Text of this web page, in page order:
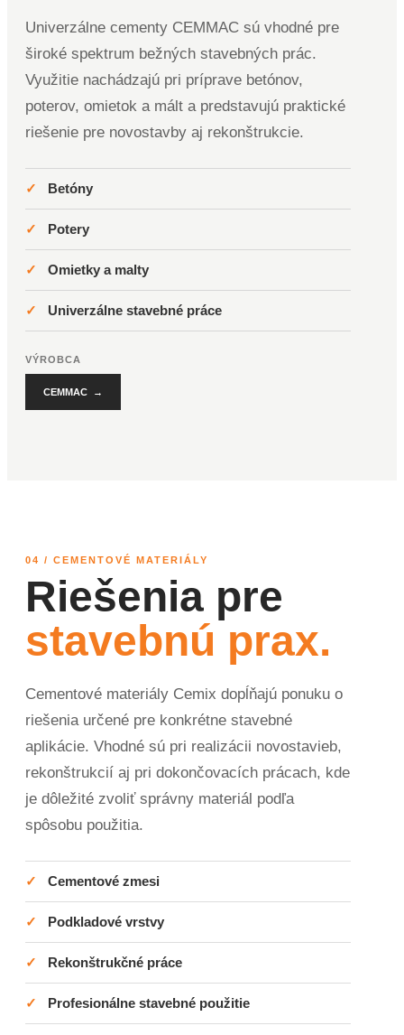
Univerzálne cementy CEMMAC sú vhodné pre
široké spektrum bežných stavebných prác.
Využitie nachádzajú pri príprave betónov,
poterov, omietok a mált a predstavujú praktické
riešenie pre novostavby aj rekonštrukcie.
✓ Betóny
✓ Potery
✓ Omietky a malty
✓ Univerzálne stavebné práce
VÝROBCA
CEMMAC →
04 / CEMENTOVÉ MATERIÁLY
Riešenia pre
stavebnú prax.
Cementové materiály Cemix dopĺňajú ponuku o
riešenia určené pre konkrétne stavebné
aplikácie. Vhodné sú pri realizácii novostavieb,
rekonštrukcií aj pri dokončovacích prácach, kde
je dôležité zvoliť správny materiál podľa
spôsobu použitia.
✓ Cementové zmesi
✓ Podkladové vrstvy
✓ Rekonštrukčné práce
✓ Profesionálne stavebné použitie